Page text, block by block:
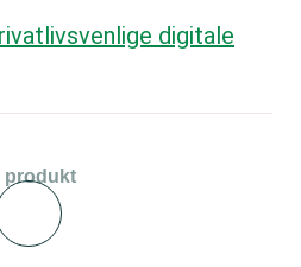
digitale
produkt